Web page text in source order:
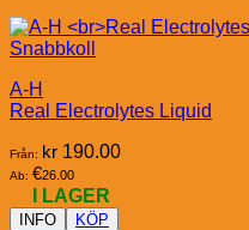
Snabbkoll
A-H
Real Electrolytes Liquid
Från: kr 190.00
Ab: €26.00
I LAGER
INFO KÖP